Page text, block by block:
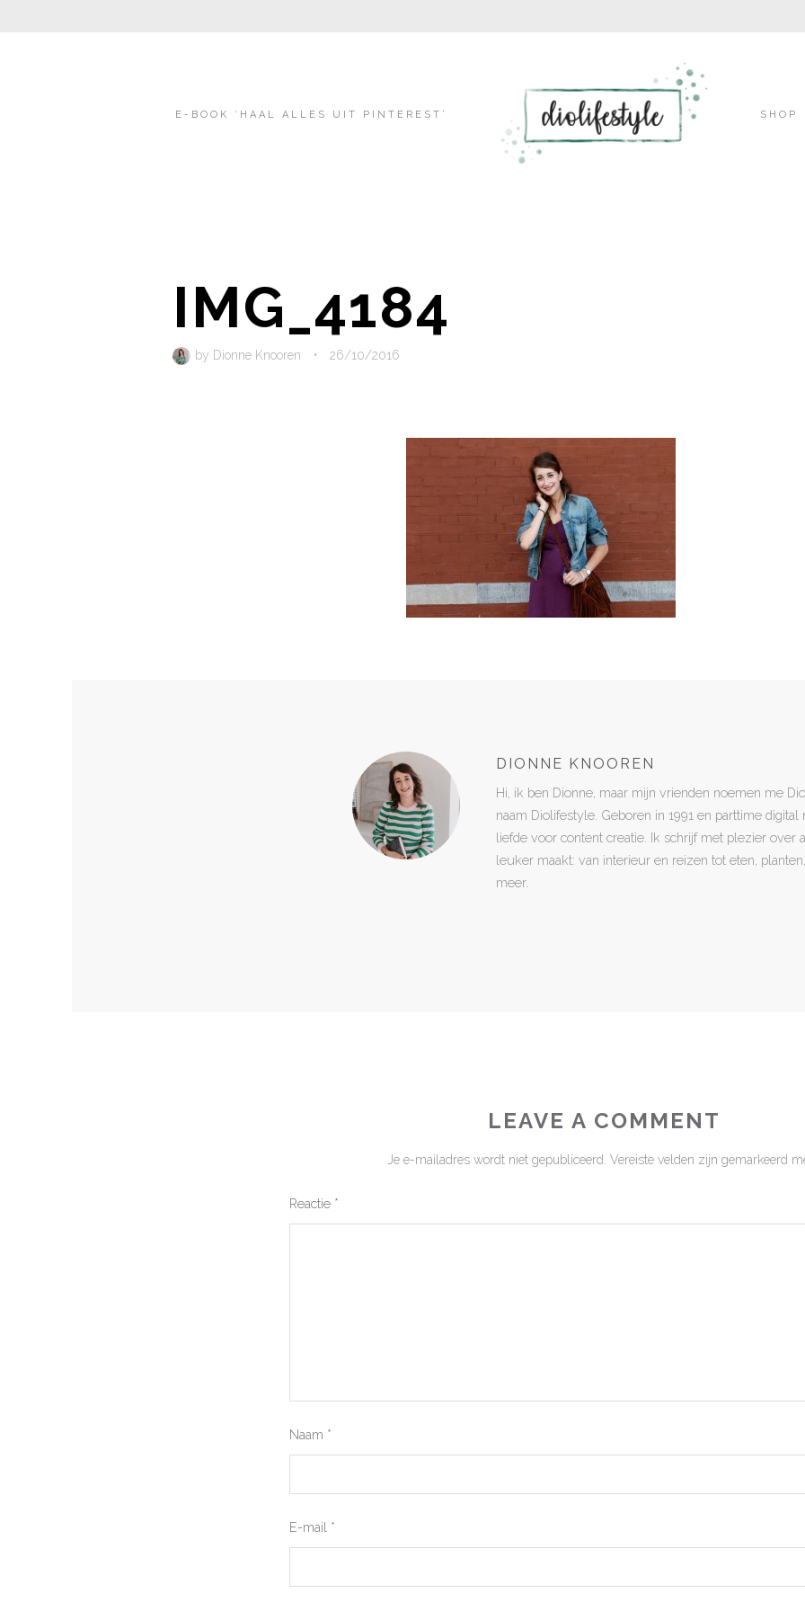
E-BOOK ‘HAAL ALLES UIT PINTEREST’ SHOP
IMG_4184
by Dionne Knooren • 26/10/2016
DIONNE KNOOREN
Hi, ik ben Dionne, maar mijn vrienden noemen me
naam Diolifestyle. Geboren in 1991 en parttime
liefde voor content creatie. Ik schrijf met plezier over
leuker maakt: van interieur en reizen tot eten,
meer.
LEAVE A COMMENT
Je e-mailadres wordt niet gepubliceerd. Vereiste velden zijn gemarkeerd
Reactie *
Naam *
E-mail *